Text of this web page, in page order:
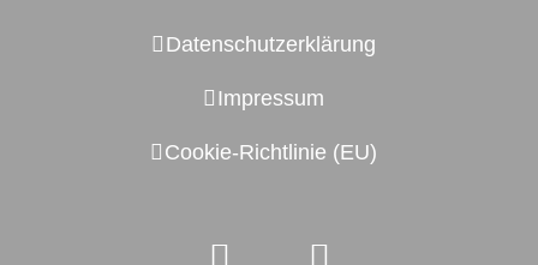
Datenschutzerklärung
Impressum
Cookie-Richtlinie (EU)